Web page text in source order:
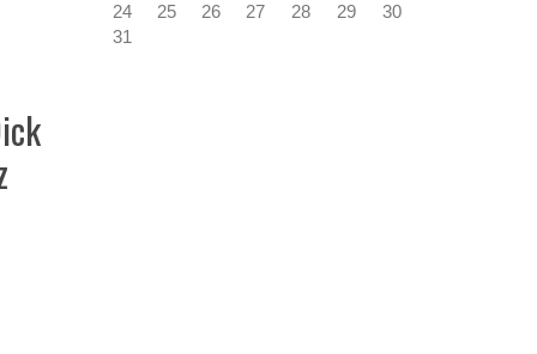
24
25 26 27 28 29
30
31